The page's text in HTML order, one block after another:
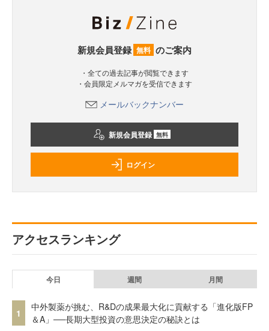
新規会員登録 無料 のご案内
・全ての過去記事が閲覧できます
・会員限定メルマガを受信できます
メールバックナンバー
新規会員登録 無料
ログイン
アクセスランキング
今日 週間 月間
1
中外製薬が挑む、R&Dの成果最大化に貢献する「進化版FP
＆A」──長期大型投資の意思決定の秘訣とは